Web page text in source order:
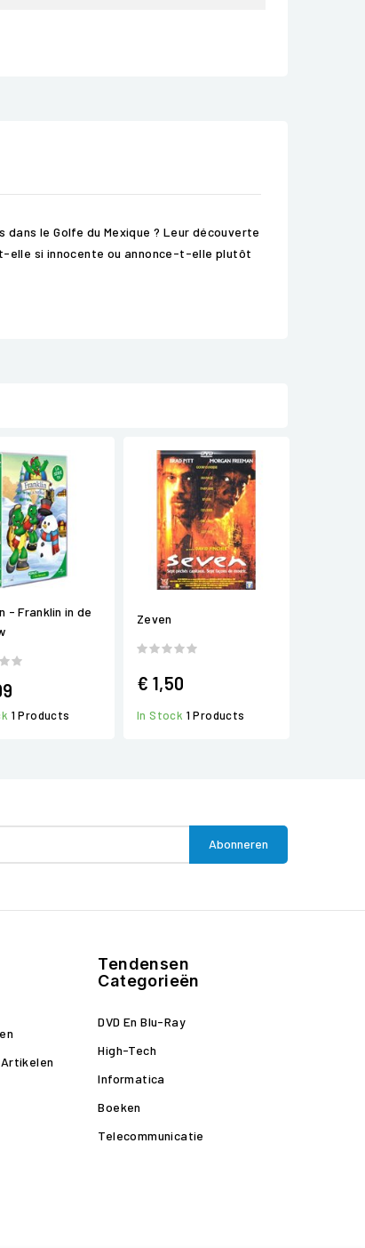
le Golfe du Mexique ? Leur découverte
elle si innocente ou annonce-t-elle plutôt
- Franklin in de
1 Products
Zeven
€ 1,50
In Stock 1 Products
Tendensen
Categorieën
DVD En Blu-Ray
High-Tech
Informatica
Boeken
Telecommunicatie